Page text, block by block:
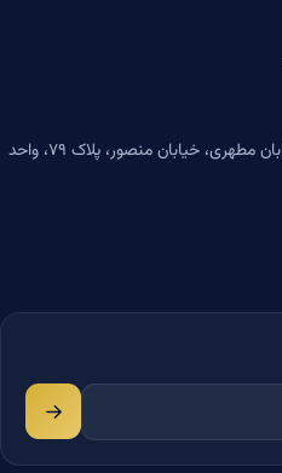
تهران، خیابان ولیعصر، ابتدای خیابان مطهری، خیابان منصور، پلاک ۷۹، واحد